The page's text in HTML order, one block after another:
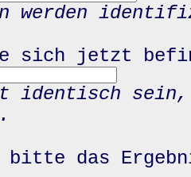
werden
sich jetzt
identisch
bitte das